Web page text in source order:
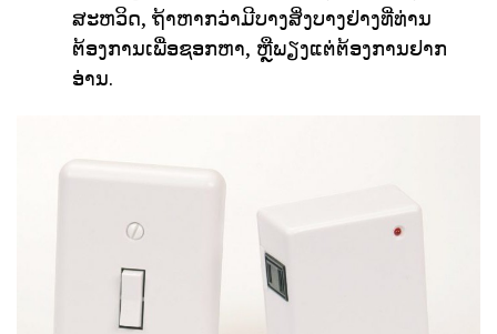
ສະຫວິດ, ຖ້າຫາກວ່າມີບາງສິ່ງບາງຢ່າງທີ່ທ່ານ
ຕ້ອງການເພື່ອຊອກຫາ, ຫຼືພຽງແຕ່ຕ້ອງການຢາກ
ອ່ານ.